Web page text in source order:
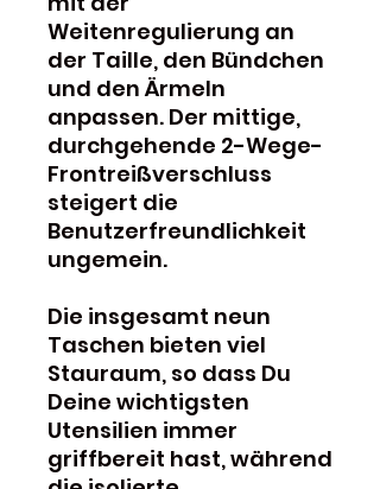
Weitenregulierung an
der Taille, den Bündchen
und den Ärmeln
anpassen. Der mittige,
durchgehende 2-Wege-
Frontreißverschluss
steigert die
Benutzerfreundlichkeit
ungemein.
Die insgesamt neun
Taschen bieten viel
Stauraum, so dass Du
Deine wichtigsten
Utensilien immer
griffbereit hast, während